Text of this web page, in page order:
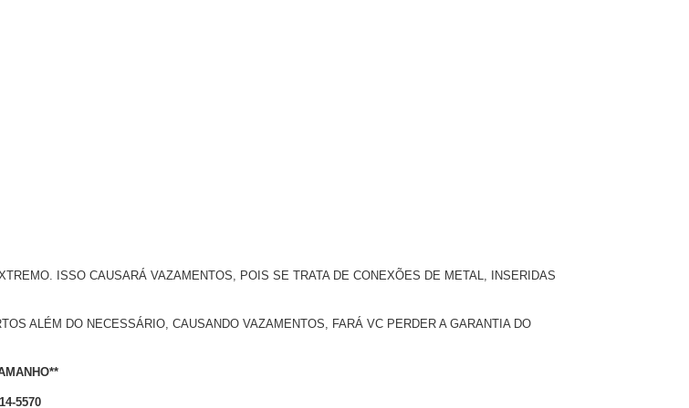
ISSO CAUSARÁ VAZAMENTOS, POIS SE TRATA DE CONEXÕES DE METAL, INSERIDAS
ALÉM DO NECESSÁRIO, CAUSANDO VAZAMENTOS, FARÁ VC PERDER A GARANTIA DO
5570